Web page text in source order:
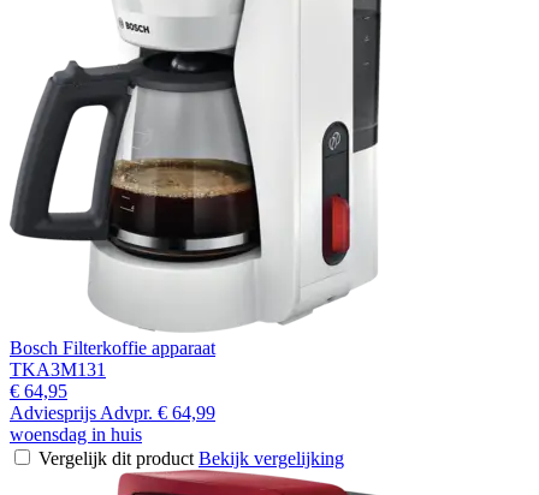
Bosch Filterkoffie apparaat
TKA3M131
€ 64,95
Adviesprijs Advpr. € 64,99
woensdag in huis
Vergelijk dit product Bekijk vergelijking